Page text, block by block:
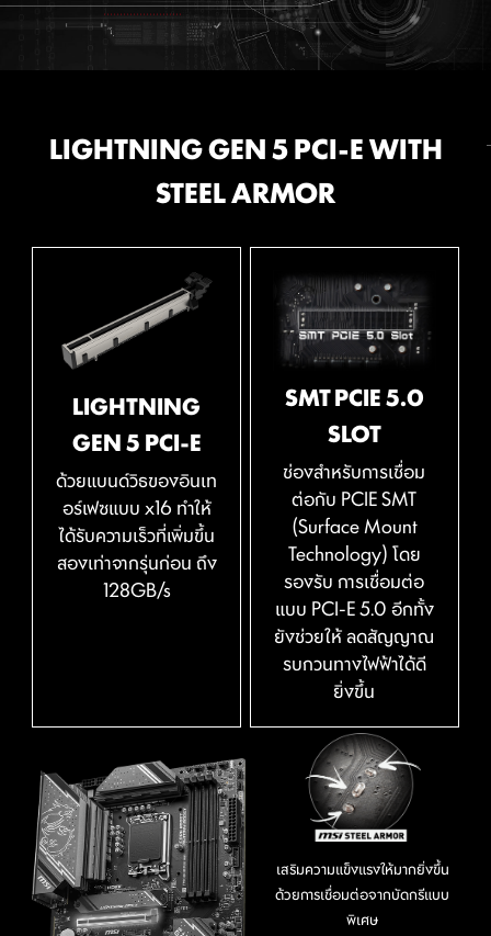
MORE FOR DIY FRIENDLY
ผ่านมาตรฐานรองรับ WINDOWS 11
ด้วย MSI คุณจะได้รับประโยชน์จากความเข้ากันได้ที่ยอดเยี่ยม
และประสบการณ์ผู้ใช้ที่ไร้กังวลเมื่อใช้ Microsoft Windows
11 ด้วยความทุ่มเทอย่างแท้จริงเพื่อประสิทธิภาพ ทีม R&D ของ
เราได้ตรวจสอบให้แน่ใจว่าทุกอย่างทำงานได้ตามที่ต้องการ
เมื่อใช้ Microsoft Windows เวอร์ชันล่าสุดกับผลิตภัณฑ์ใด
ๆ ของ MSI
* โปรดตรวจสอบให้แน่ใจว่าได้ถอดขายึดเมนบอร์ดที่ไม่จำเป็นออก
เมื่อติดตั้งเมนบอร์ดลงในเคส
BIOS & SOFTWARE
LIGHTNING GEN 5 PCI-E WITH
STEEL ARMOR
LIGHTNING
GEN 5 PCI-E
ด้วยแบนด์วิธของอินเท
อร์เฟซแบบ x16 ทำให้
ได้รับความเร็วที่เพิ่มขึ้น
สองเท่าจากรุ่นก่อน ถึง
128GB/s
SMT PCIE 5.0
SLOT
ช่องสำหรับการเชื่อม
ต่อกับ PCIE SMT
(Surface Mount
Technology) โดย
รองรับ การเชื่อมต่อ
แบบ PCI-E 5.0 อีกทั้ง
ยังช่วยให้ ลดสัญญาณ
รบกวนทางไฟฟ้าได้ดี
ยิ่งขึ้น
เสริมความแข็งแรงให้มากยิ่งขึ้น
ด้วยการเชื่อมต่อจากบัดกรีแบบ
พิเศษ
หน่วยความจำแบบ DDR5 รุ่นใหม่
ล่าสุด ที่มาพร้อมสล็อต SMT
ก้าวสู่อีกขั้นของการเพิ่มประสิทธิภาพของหน่วยความจำด้วย
DDR5 รุ่นใหม่ล่าสุด เมื่อรวมกับกระบวนการเชื่อม SMT และ
เทคโนโลยี MSI Memory Boost ทำให้ MSI Z790
GAMING PLUS WIFI นั้นพร้อมที่จะให้คุณได้สัมผัสมอบ
ประสบการณ์ในการใช้งานประสิทธิภาพของหน่วยความจำที่มี
กระบวน Surface Mount Technology ขั้นสูง ช่วยลด
ข้อบกพร่องของข้อต่อในการบัดกรีภายในสล็อตและแม่
เหล็กไฟฟ้า อีกทั้งยังช่วยลดสัญญาณรบกวน เมื่อรวม
กับเทคโนโลยี MSI Memory Boost ที่เป็นเอกสิทธิ์
เฉพาะของ MSI ทำให้เมนบอร์ดของ MSI นั้นสามารถ
ส่งสัญญาณกับหน่วยความจำ DDR5 ด้วยความบริสุทธิ์
และความถี่ที่สูง
CLICK BIOS 5
รับประโยชน์มากขึ้นจาก BIOS ที่อัดแน่นไปด้วยคุณสมบัติที่
อย่างละเอียดเพื่อประสิทธิภาพการเล่นเกม ประสิทธิภาพ หรือ
ทำลายสถิติการโอเวอร์คล็อกระดับโลก!
EZ-MODE
ADVANCED MODE
XMP
เลือกโปรไฟล์ XMP ที่ตั้งไว้ล่วงหน้าและโอเวอร์คล็อกหน่วย
ความจำ DDR ที่รองรับโดยอัตโนมัติ
VMD (VOLUME MANAGEMENT
DEVICE)